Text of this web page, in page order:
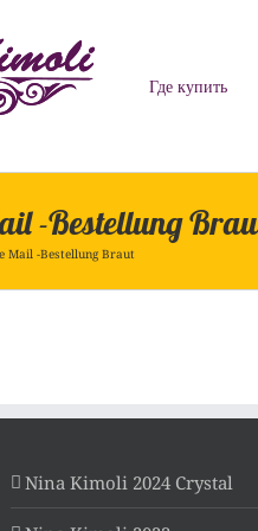
Где купить
-Bestellung
Mail -Bestellung Braut
Nina Kimoli 2024 Crystal